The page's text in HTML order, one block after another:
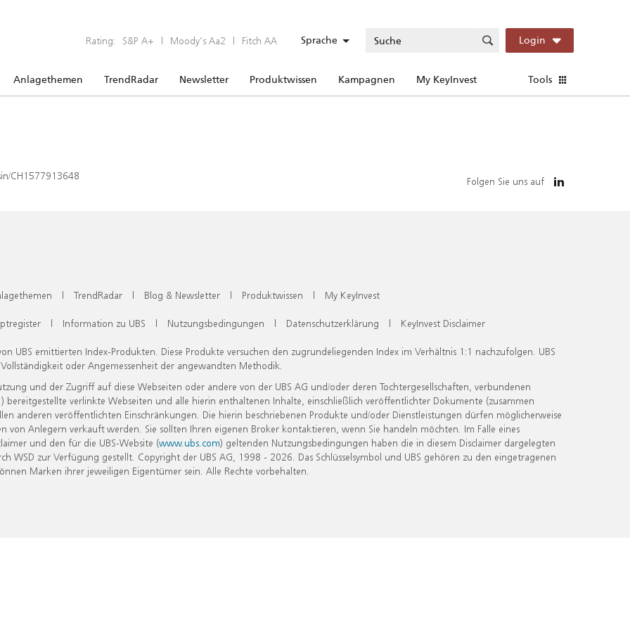
Rating: S&P A+ | Moody’s Aa2 | Fitch AA Sprache Login
Anlagethemen TrendRadar Newsletter Produktwissen Kampagnen My KeyInvest Tools
CH1577913648 Folgen Sie uns auf
| TrendRadar | Blog & Newsletter | Produktwissen | My KeyInvest
| Information zu UBS | Nutzungsbedingungen | Datenschutzerklärung | KeyInvest Disclaimer
UBS emittierten Index-Produkten. Diese Produkte versuchen den zugrundeliegenden Index im Verhältnis 1:1 nachzufolgen. UBS
oder Angemessenheit der angewandten Methodik.
und der Zugriff auf diese Webseiten oder andere von der UBS AG und/oder deren Tochtergesellschaften, verbundenen
verlinkte Webseiten und alle hierin enthaltenen Inhalte, einschließlich veröffentlichter Dokumente (zusammen
anderen veröffentlichten Einschränkungen. Die hierin beschriebenen Produkte und/oder Dienstleistungen dürfen möglicherweise
Anlegern verkauft werden. Sie sollten Ihren eigenen Broker kontaktieren, wenn Sie handeln möchten. Im Falle eines
und den für die UBS-Website (www.ubs.com) geltenden Nutzungsbedingungen haben die in diesem Disclaimer dargelegten
zur Verfügung gestellt. Copyright der UBS AG, 1998 - 2026. Das Schlüsselsymbol und UBS gehören zu den eingetragenen
Marken ihrer jeweiligen Eigentümer sein. Alle Rechte vorbehalten.